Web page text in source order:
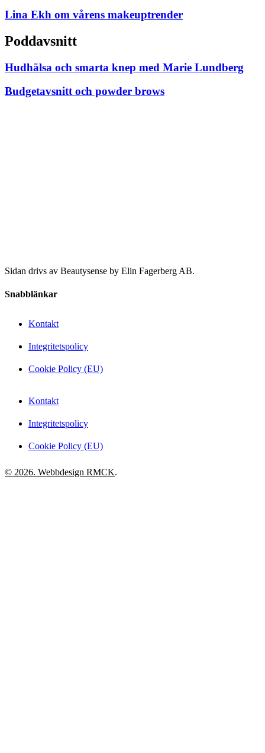
Lina Ekh om vårens makeuptrender
Poddavsnitt
Hudhälsa och smarta knep med Marie Lundberg
Budgetavsnitt och powder brows
Sidan drivs av Beautysense by Elin Fagerberg AB.
Snabblänkar
Kontakt
Integritetspolicy
Cookie Policy (EU)
Kontakt
Integritetspolicy
Cookie Policy (EU)
© 2026. Webbdesign RMCK.